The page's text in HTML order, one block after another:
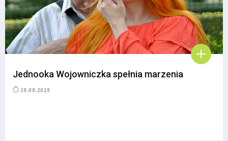
Jednooka Wojowniczka spełnia marzenia
19.09.2019